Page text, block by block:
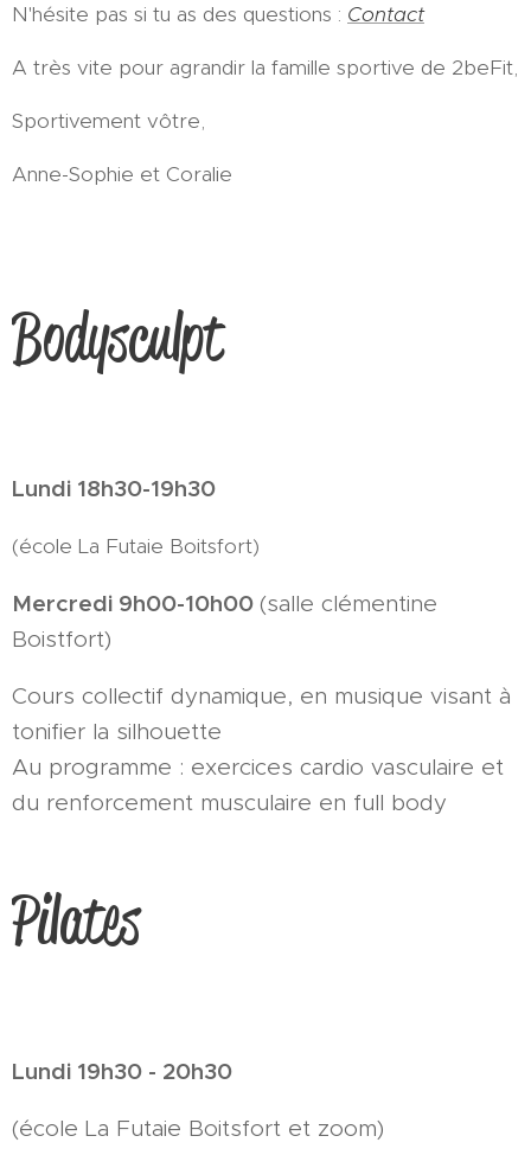
N'hésite pas si tu as des questions : Contact
A très vite pour agrandir la famille sportive de 2beFit,
Sportivement vôtre,
Anne-Sophie et Coralie
Bodysculpt
Lundi 18h30-19h30
(école La Futaie Boitsfort)
Mercredi 9h00-10h00 (salle clémentine
Boistfort)
Cours collectif dynamique, en musique visant à
tonifier la silhouette
Au programme : exercices cardio vasculaire et
du renforcement musculaire en full body
Pilates
Lundi 19h30 - 20h30
(école La Futaie Boitsfort et zoom)